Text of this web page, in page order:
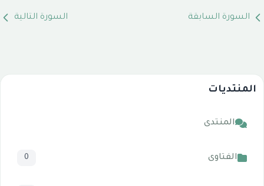
المنتديات
المنتدى
الفتاوى 0
السورة السابقة السورة التالية